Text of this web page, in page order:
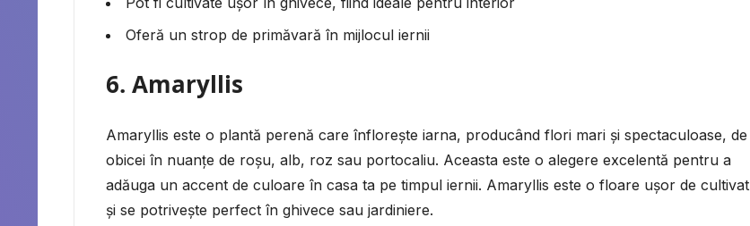
Oferă un strop de primăvară în mijlocul iernii
6. Amaryllis
Amaryllis este o plantă perenă care înflorește iarna, producând flori mari și spectaculoase, de
obicei în nuanțe de roșu, alb, roz sau portocaliu. Aceasta este o alegere excelentă pentru a
adăuga un accent de culoare în casa ta pe timpul iernii. Amaryllis este o floare ușor de cultivat
și se potrivește perfect în ghivece sau jardiniere.